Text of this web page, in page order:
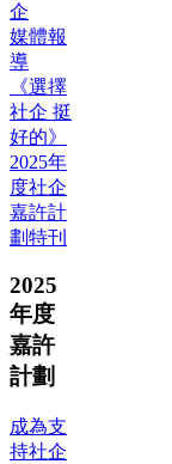
企
媒體報
導
《選擇
社企 挺
好的》
2025年
度社企
嘉許計
劃特刊
2025
年度
嘉許
計劃
成為支
持社企